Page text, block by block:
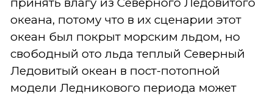
принять влагу из Северного Ледовитого
океана, потому что в их сценарии этот
океан был покрыт морским льдом, но
свободный ото льда теплый Северный
Ледовитый океан в пост-потопной
модели Ледникового периода может